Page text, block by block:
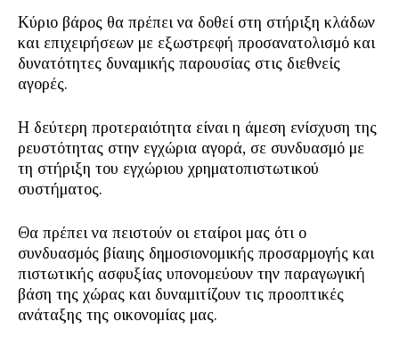
Κύριο βάρος θα πρέπει να δοθεί στη στήριξη κλάδων
και επιχειρήσεων με εξωστρεφή προσανατολισμό και
δυνατότητες δυναμικής παρουσίας στις διεθνείς
αγορές.
Η δεύτερη προτεραιότητα είναι η άμεση ενίσχυση της
ρευστότητας στην εγχώρια αγορά, σε συνδυασμό με
τη στήριξη του εγχώριου χρηματοπιστωτικού
συστήματος.
Θα πρέπει να πειστούν οι εταίροι μας ότι ο
συνδυασμός βίαιης δημοσιονομικής προσαρμογής και
πιστωτικής ασφυξίας υπονομεύουν την παραγωγική
βάση της χώρας και δυναμιτίζουν τις προοπτικές
ανάταξης της οικονομίας μας.